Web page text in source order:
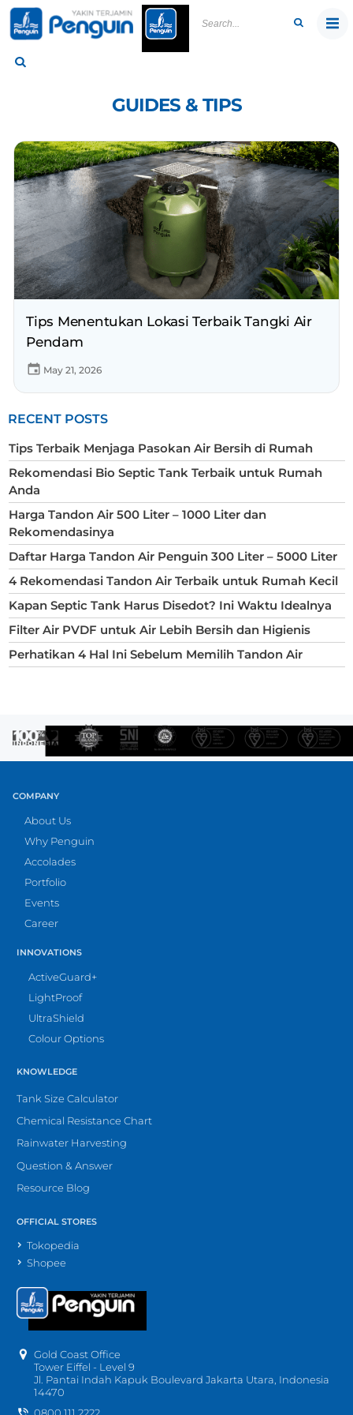
Skip
content
GUIDES & TIPS
Tips Menentukan Lokasi Terbaik Tangki Air
Pendam
May 21, 2026
RECENT POSTS
Tips Terbaik Menjaga Pasokan Air Bersih di Rumah
Rekomendasi Bio Septic Tank Terbaik untuk Rumah
Anda
Harga Tandon Air 500 Liter – 1000 Liter dan
Rekomendasinya
Daftar Harga Tandon Air Penguin 300 Liter – 5000 Liter
4 Rekomendasi Tandon Air Terbaik untuk Rumah Kecil
Kapan Septic Tank Harus Disedot? Ini Waktu Idealnya
Filter Air PVDF untuk Air Lebih Bersih dan Higienis
Perhatikan 4 Hal Ini Sebelum Memilih Tandon Air
COMPANY
About Us
Why Penguin
Accolades
Portfolio
Events
Career
INNOVATIONS
ActiveGuard+
LightProof
UltraShield
Colour Options
KNOWLEDGE
Tank Size Calculator
Chemical Resistance Chart
Rainwater Harvesting
Question & Answer
Resource Blog
OFFICIAL STORES
Tokopedia
Shopee
Gold Coast Office
Tower Eiffel - Level 9
Jl. Pantai Indah Kapuk Boulevard Jakarta Utara, Indonesia
14470